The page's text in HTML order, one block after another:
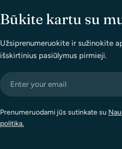
Būkite kartu su
Užsiprenumeruokite ir sužinokite
išskirtinius pasiūlymus pirmieji.
Email
Prenumeruodami jūs sutinkate su
politika.